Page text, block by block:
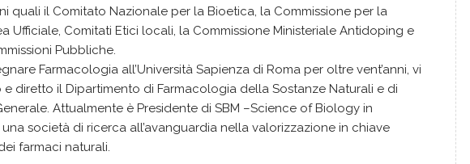
quali il Comitato Nazionale per la Bioetica, la Commissione per la
Ufficiale, Comitati Etici locali, la Commissione Ministeriale Antidoping e
Pubbliche.
Farmacologia all’Università Sapienza di Roma per oltre vent’anni, vi
diretto il Dipartimento di Farmacologia della Sostanze Naturali e di
Attualmente è Presidente di SBM –Science of Biology in
società di ricerca all’avanguardia nella valorizzazione in chiave
farmaci naturali.